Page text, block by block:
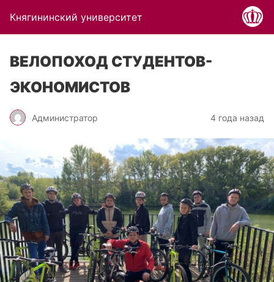
Княгининский университет
ВЕЛОПОХОД СТУДЕНТОВ-
ЭКОНОМИСТОВ
Администратор 4 года назад